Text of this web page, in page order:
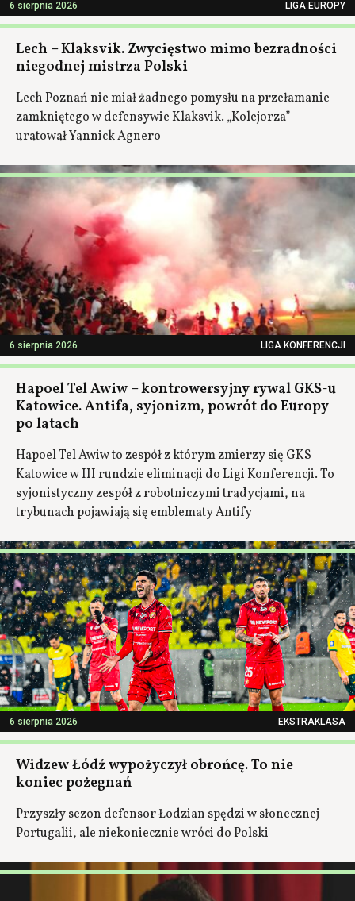
6 sierpnia 2026 LIGA EUROPY
Lech – Klaksvik. Zwycięstwo mimo bezradności
niegodnej mistrza Polski
Lech Poznań nie miał żadnego pomysłu na przełamanie
zamkniętego w defensywie Klaksvik. „Kolejorza”
uratował Yannick Agnero
6 sierpnia 2026 LIGA KONFERENCJI
Hapoel Tel Awiw – kontrowersyjny rywal GKS-u
Katowice. Antifa, syjonizm, powrót do Europy
po latach
Hapoel Tel Awiw to zespół z którym zmierzy się GKS
Katowice w III rundzie eliminacji do Ligi Konferencji. To
syjonistyczny zespół z robotniczymi tradycjami, na
trybunach pojawiają się emblematy Antify
6 sierpnia 2026 EKSTRAKLASA
Widzew Łódź wypożyczył obrońcę. To nie
koniec pożegnań
Przyszły sezon defensor Łodzian spędzi w słonecznej
Portugalii, ale niekoniecznie wróci do Polski